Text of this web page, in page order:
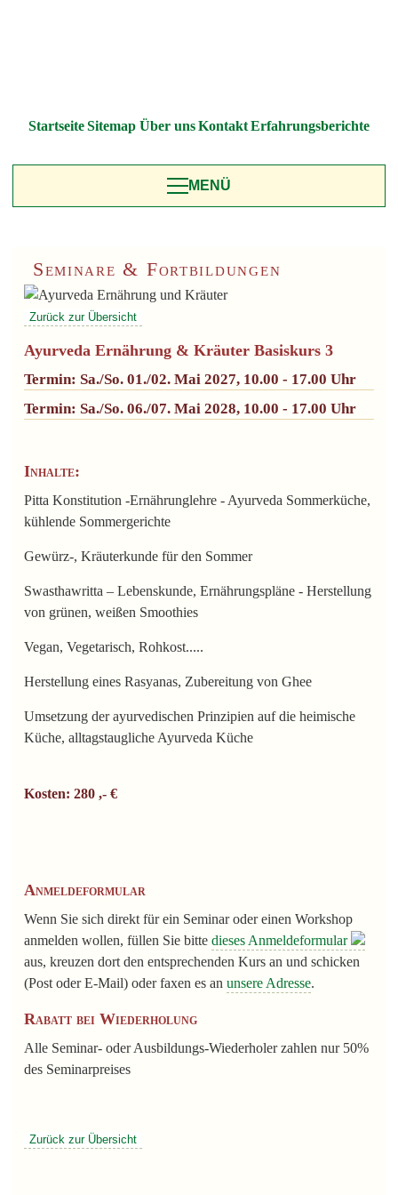
StartseiteSitemap Über uns KontaktErfahrungsberichte
MENÜ
Seminare & Fortbildungen
Ayurveda Ernährung & Kräuter Basiskurs 3
Termin: Sa./So. 01./02. Mai 2027, 10.00 - 17.00 Uhr
Termin: Sa./So. 06./07. Mai 2028, 10.00 - 17.00 Uhr
Inhalte:
Pitta Konstitution -Ernährunglehre - Ayurveda Sommerküche,
kühlende Sommergerichte
Gewürz-, Kräuterkunde für den Sommer
Swasthawritta – Lebenskunde, Ernährungspläne - Herstellung
von grünen, weißen Smoothies
Vegan, Vegetarisch, Rohkost.....
Herstellung eines Rasyanas, Zubereitung von Ghee
Umsetzung der ayurvedischen Prinzipien auf die heimische
Küche, alltagstaugliche Ayurveda Küche
Kosten: 280 ,- €
Anmeldeformular
Wenn Sie sich direkt für ein Seminar oder einen Workshop
anmelden wollen, füllen Sie bittedieses Anmeldeformular
aus, kreuzen dort den entsprechenden Kurs an und schicken
(Post oder E-Mail) oder faxen es anunsere Adresse.
Rabatt bei Wiederholung
Alle Seminar- oder Ausbildungs-Wiederholer zahlen nur 50%
des Seminarpreises